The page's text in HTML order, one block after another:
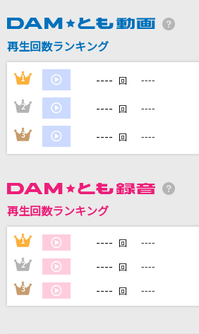
fake face dance music
音田雅則
DAMの新曲・ランキング
DAMに会員登録・ログイ
カラオケをもっと楽しも
再生回数ランキング
1 ---- 回 ----
2 ---- 回 ----
3 ---- 回 ----
再生回数ランキング
1 ---- 回 ----
2 ---- 回 ----
3 ---- 回 ----